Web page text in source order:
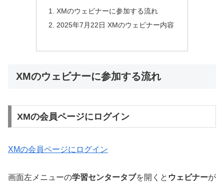
XMのウェビナーに参加する流れ
2025年7月22日 XMのウェビナー内容
XMのウェビナーに参加する流れ
XMの会員ページにログイン
XMの会員ページにログイン
画面左メニューの学習センタータブを開くと ウェビナーが